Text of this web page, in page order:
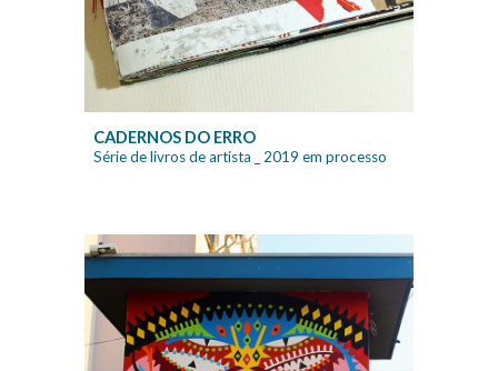
CADERNOS DO ERRO
Série de livros de artista _ 2019 em processo